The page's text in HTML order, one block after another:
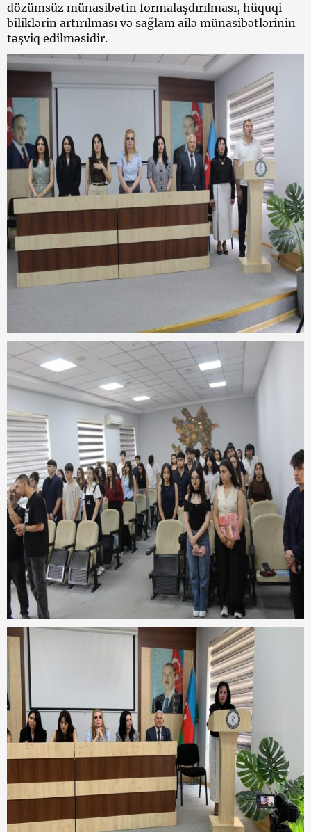
dözümsüz münasibətin formalaşdırılması, hüquqi
biliklərin artırılması və sağlam ailə münasibətlərinin
təşviq edilməsidir.